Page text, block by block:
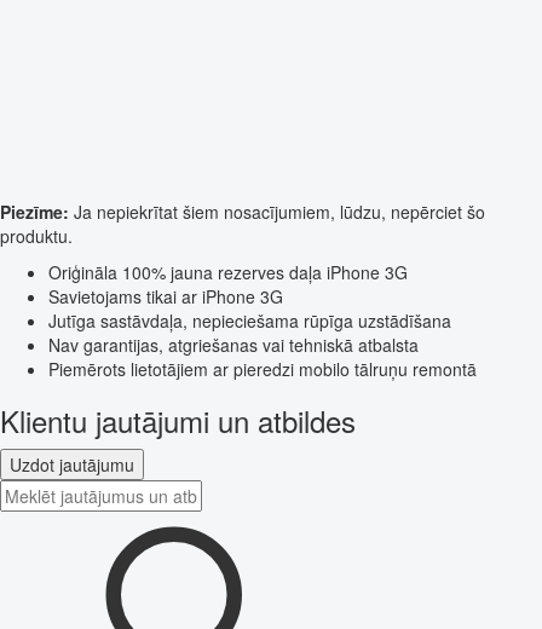
Piezīme: Ja nepiekrītat šiem nosacījumiem, lūdzu, nepērciet šo
produktu.
Oriģināla 100% jauna rezerves daļa iPhone 3G
Savietojams tikai ar iPhone 3G
Jutīga sastāvdaļa, nepieciešama rūpīga uzstādīšana
Nav garantijas, atgriešanas vai tehniskā atbalsta
Piemērots lietotājiem ar pieredzi mobilo tālruņu remontā
Klientu jautājumi un atbildes
Uzdot jautājumu